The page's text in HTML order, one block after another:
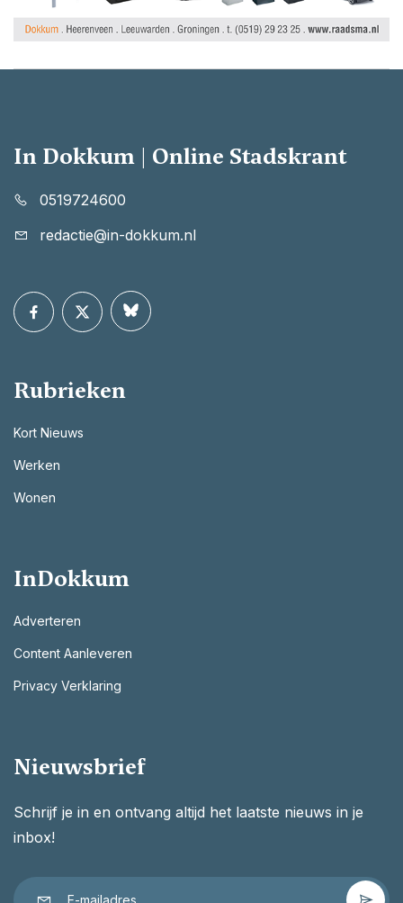
In Dokkum | Online Stadskrant
0519724600
redactie@in-dokkum.nl
Rubrieken
Kort Nieuws
Werken
Wonen
InDokkum
Adverteren
Content Aanleveren
Privacy Verklaring
Nieuwsbrief
Schrijf je in en ontvang altijd het laatste nieuws in je
inbox!